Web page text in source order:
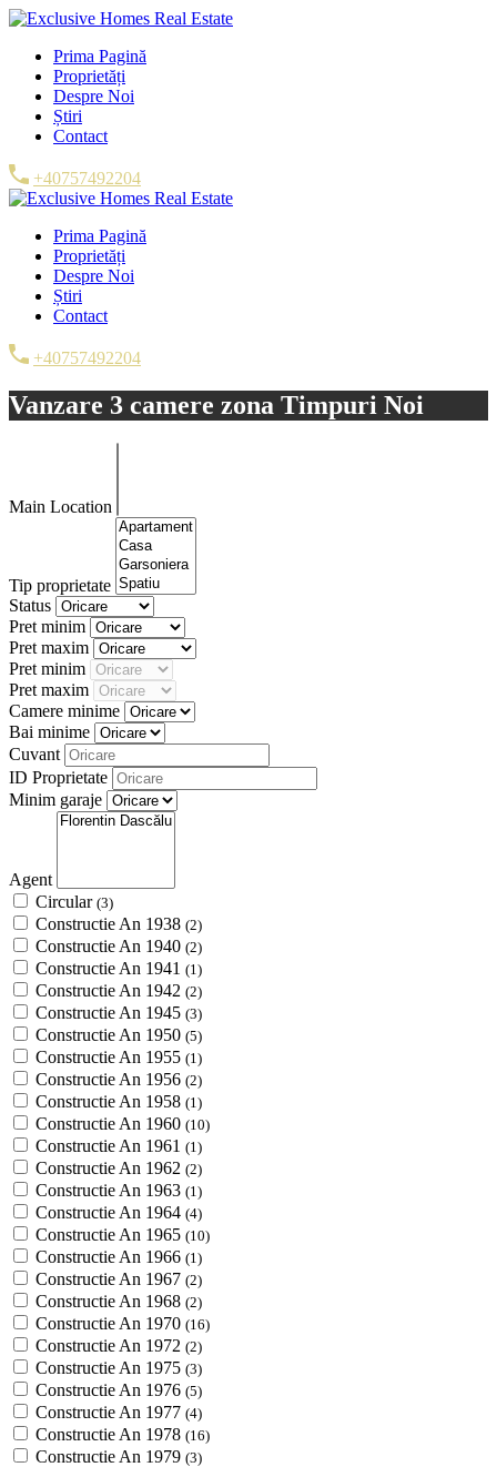
Prima Pagină
Proprietăți
Despre Noi
Știri
Contact
+40757492204
Prima Pagină
Proprietăți
Despre Noi
Știri
Contact
+40757492204
Vanzare 3 camere zona Timpuri Noi
Main Location
Tip proprietate
Status
Pret minim
Pret maxim
Pret minim
Pret maxim
Camere minime
Bai minime
Cuvant
ID Proprietate
Minim garaje
Agent
Circular (3)
Constructie An 1938 (2)
Constructie An 1940 (2)
Constructie An 1941 (1)
Constructie An 1942 (2)
Constructie An 1945 (3)
Constructie An 1950 (5)
Constructie An 1955 (1)
Constructie An 1956 (2)
Constructie An 1958 (1)
Constructie An 1960 (10)
Constructie An 1961 (1)
Constructie An 1962 (2)
Constructie An 1963 (1)
Constructie An 1964 (4)
Constructie An 1965 (10)
Constructie An 1966 (1)
Constructie An 1967 (2)
Constructie An 1968 (2)
Constructie An 1970 (16)
Constructie An 1972 (2)
Constructie An 1975 (3)
Constructie An 1976 (5)
Constructie An 1977 (4)
Constructie An 1978 (16)
Constructie An 1979 (3)